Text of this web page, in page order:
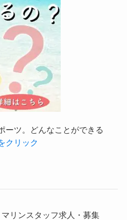
ーツ。どんなことができる
クリック
リンスタッフ求人・募集